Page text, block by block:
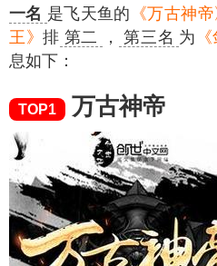
一名 是飞天鱼的 《万古神帝
王》排 第二 ， 第三名 为
息如下：
TOP1 万古神帝